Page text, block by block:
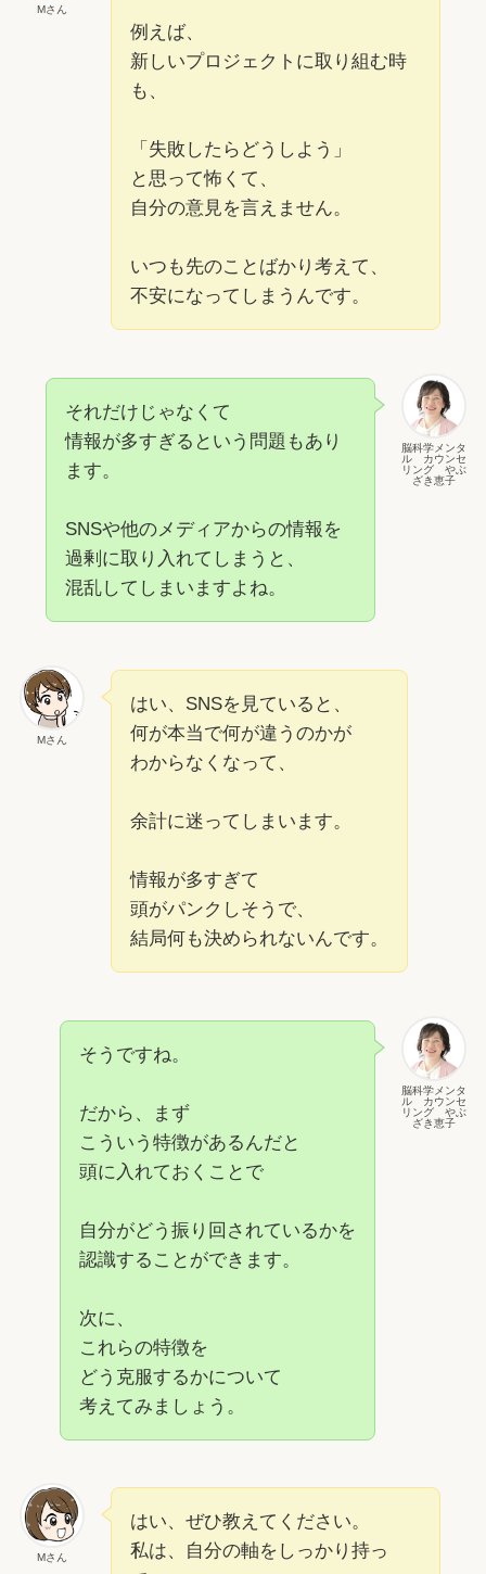
Mさん
例えば、
新しいプロジェクトに取り組む時
も、
「失敗したらどうしよう」
と思って怖くて、
自分の意見を言えません。
いつも先のことばかり考えて、
不安になってしまうんです。
脳科学メンタ
ル カウンセ
リング やぶ
ざき恵子
それだけじゃなくて
情報が多すぎるという問題もあり
ます。
SNSや他のメディアからの情報を
過剰に取り入れてしまうと、
混乱してしまいますよね。
Mさん
はい、SNSを見ていると、
何が本当で何が違うのかが
わからなくなって、
余計に迷ってしまいます。
情報が多すぎて
頭がパンクしそうで、
結局何も決められないんです。
脳科学メンタ
ル カウンセ
リング やぶ
ざき恵子
そうですね。
だから、まず
こういう特徴があるんだと
頭に入れておくことで
自分がどう振り回されているかを
認識することができます。
次に、
これらの特徴を
どう克服するかについて
考えてみましょう。
Mさん
はい、ぜひ教えてください。
私は、自分の軸をしっかり持っ